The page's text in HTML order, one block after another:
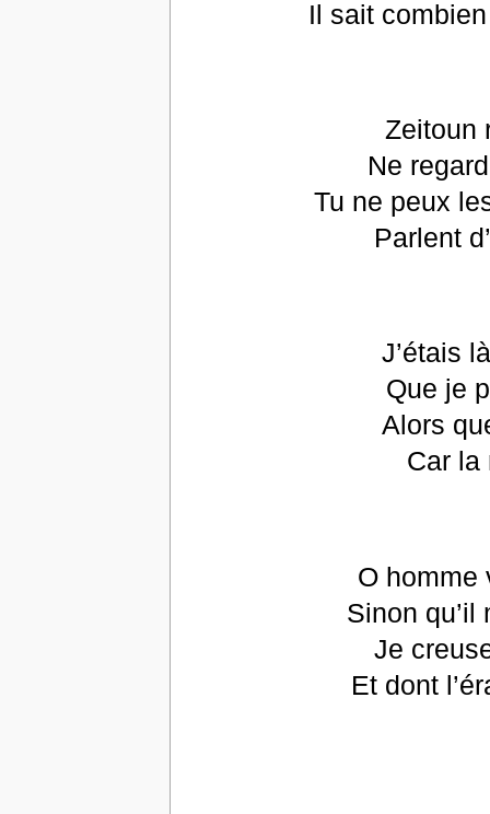
Il sait
Zeitoun
Ne
Tu ne peux
Parlent
J’étais
Que je
Alors
Car la
O homme
Sinon qu’il
Je
Et dont